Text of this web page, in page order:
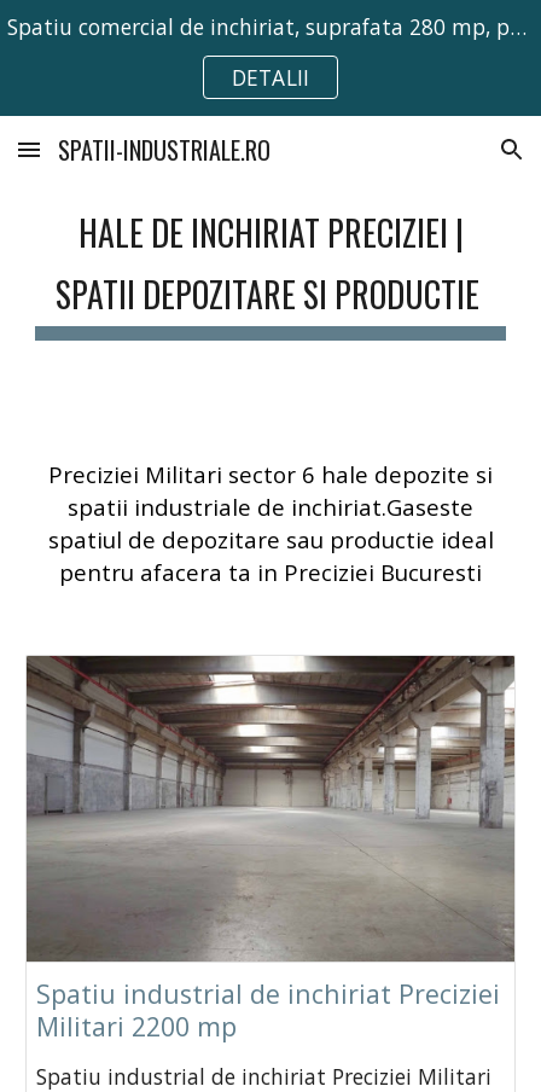
Skip to main content Skip to navigation
Spatiu comercial de inchiriat, suprafata 280 mp, pretabil pentru activitati comerciale, birouri sau depozitare.
DETALII
SPATII-INDUSTRIALE.RO
HALE DE INCHIRIAT PRECIZIEI |
SPATII DEPOZITARE SI PRODUCTIE
Preciziei Militari sector 6 hale depozite si
spatii industriale de inchiriat.Gaseste
spatiul de depozitare sau productie ideal
pentru afacera ta in Preciziei Bucuresti
Spatiu industrial de inchiriat Preciziei
Militari 2200 mp
Spatiu industrial de inchiriat Preciziei Militari